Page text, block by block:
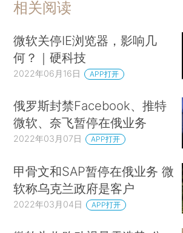
相关阅读
微软关停IE浏览器，影响几
何？｜硬科技
2022年06月16日 APP打开
俄罗斯封禁Facebook、推特
微软、奈飞暂停在俄业务
2022年03月07日 APP打开
甲骨文和SAP暂停在俄业务 微
软称乌克兰政府是客户
2022年03月04日 APP打开